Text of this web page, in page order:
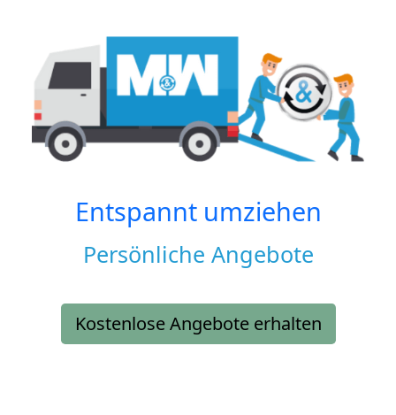
Entspannt umziehen
Persönliche Angebote
Kostenlose Angebote erhalten